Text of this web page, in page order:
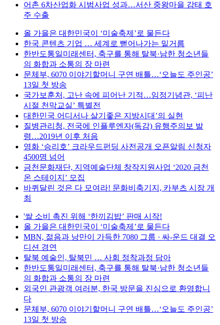
어촌 6차산업화 시범사업 성과…서산 중왕마을 감태 호
주 수출
올 가을은 대한민국이 ‘미술축제’로 물든다
한국 콘텐츠 기업 … 세계로 뻗어나가는 밑거름
한반도통일미래센터, 축구를 통해 탈북·남한 청소년들
의 화합과 소통의 장 마련
문체부, 6070 이야기할머니 구연 배틀…‘오늘도 주인공’
13일 첫 방송
국가보훈처, 고난 속에 피어난 기적…임정기념관, ‘피난
시절 천막교실’ 특별전
대한민국 어디서나 살기좋은 지방시대’의 실현
질병관리청, 전국에 인플루엔자(독감) 유행주의보 발
령…2019년 이후 처음
영화 ‘승리호’ 크라우드펀딩 사전공개 오픈알림 신청자
4500명 넘어
금천문화재단, 지역예술단체 창작지원사업 ‘2020 금천
온 스테이지’ 모집
바퀴달린 것은 다 모여라! 문화비축기지, 카부츠 시장 개
최
'쌀 소비 촉진 위해 ‘한끼김밥’ 판매 시작!
올 가을은 대한민국이 ‘미술축제’로 물든다
MBN, 젊음과 낭만이 가득한 7080 그룹 · 싸-운드 대결 오
디션 경연
탈북 예술인, 탈북민 … 사회 정착과정 담아
한반도통일미래센터, 축구를 통해 탈북·남한 청소년들
의 화합과 소통의 장 마련
외국인 관광객 여러분, 한국 방문을 진심으로 환영합니
다
문체부, 6070 이야기할머니 구연 배틀…‘오늘도 주인공’
13일 첫 방송